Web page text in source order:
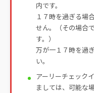
内です。
１７時を過ぎる場
せん。（その場合
す。）
万が一１７時を過
い。
アーリーチェック
ましては、可能な